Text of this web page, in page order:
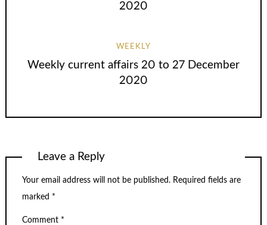
2020
WEEKLY
Weekly current affairs 20 to 27 December
2020
Leave a Reply
Your email address will not be published. Required fields are
marked *
Comment *